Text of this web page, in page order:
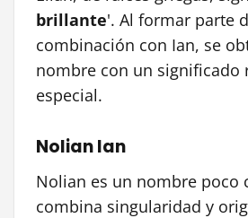
brillante'. Al formar parte
combinación con Ian, se
nombre con un significado
especial.
Nolian Ian
Nolian es un nombre poco
combina singularidad y